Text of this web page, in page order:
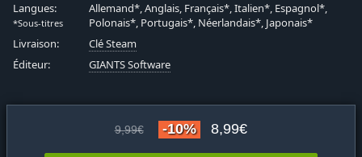
Langues:
*Sous-titres
Allemand*, Anglais, Français*, Italien*, Espagnol*,
Polonais*, Portugais*, Néerlandais*, Japonais*
Livraison:
Clé Steam
Éditeur:
GIANTS Software
9,99€ -10% 8,99€